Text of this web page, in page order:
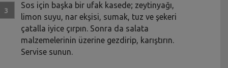
Sos için başka bir ufak kasede; zeytinyağı,
limon suyu, nar ekşisi, sumak, tuz ve şekeri
çatalla iyice çırpın. Sonra da salata
malzemelerinin üzerine gezdirip, karıştırın.
Servise sunun.